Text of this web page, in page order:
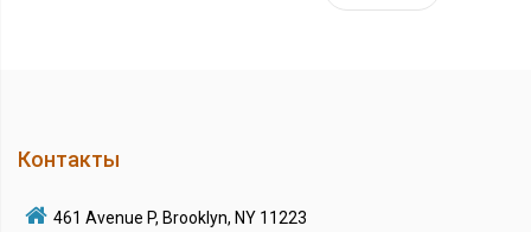
Контакты
461 Avenue P, Brooklyn, NY 11223